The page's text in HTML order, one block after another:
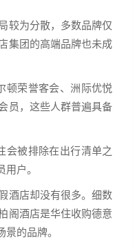
较为分散，多数品牌仅
集团的高端品牌也未成
顿荣誉客会、洲际优悦
员，这些人群普遍具备
会被排除在出行清单之
户。
酒店却没有很多。细数
阁酒店是华住收购德意
的品牌。